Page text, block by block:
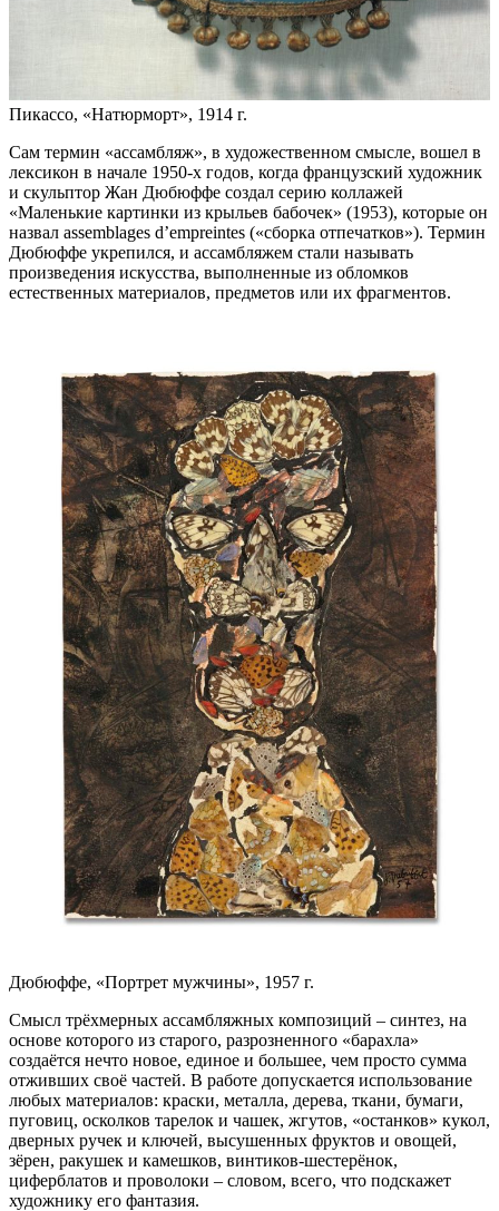
Пикассо, «Натюрморт», 1914 г.
Cам термин «ассамбляж», в художественном смысле, вошел в
лексикон в начале 1950-х годов, когда французский художник
и скульптор Жан Дюбюффе создал серию коллажей
«Маленькие картинки из крыльев бабочек» (1953), которые он
назвал assemblages d’empreintes («сборка отпечатков»). Термин
Дюбюффе укрепился, и ассамбляжем стали называть
произведения искусства, выполненные из обломков
естественных материалов, предметов или их фрагментов.
Дюбюффе, «Портрет мужчины», 1957 г.
Смысл трёхмерных ассамбляжных композиций – синтез, на
основе которого из старого, разрозненного «барахла»
создаётся нечто новое, единое и большее, чем просто сумма
отживших своё частей. В работе допускается использование
любых материалов: краски, металла, дерева, ткани, бумаги,
пуговиц, осколков тарелок и чашек, жгутов, «останков» кукол,
дверных ручек и ключей, высушенных фруктов и овощей,
зёрен, ракушек и камешков, винтиков-шестерёнок,
циферблатов и проволоки – словом, всего, что подскажет
художнику его фантазия.